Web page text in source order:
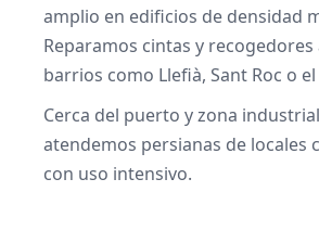
amplio en edificios de densidad
Reparamos cintas y
barrios como Llefià, Sant Roc o
Cerca del puerto y zona
atendemos persianas de locales
con uso intensivo.